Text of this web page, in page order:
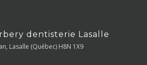
dentisterie Lasalle
Lasalle (Québec) H8N 1X9